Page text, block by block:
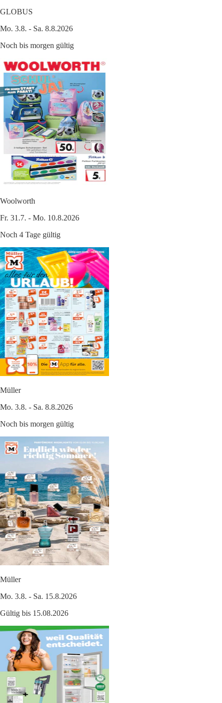
GLOBUS
Mo. 3.8. - Sa. 8.8.2026
Noch bis morgen gültig
Woolworth
Fr. 31.7. - Mo. 10.8.2026
Noch 4 Tage gültig
Müller
Mo. 3.8. - Sa. 8.8.2026
Noch bis morgen gültig
Müller
Mo. 3.8. - Sa. 15.8.2026
Gültig bis 15.08.2026